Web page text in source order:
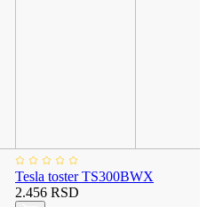
Tesla toster TS300BWX
2.456 RSD